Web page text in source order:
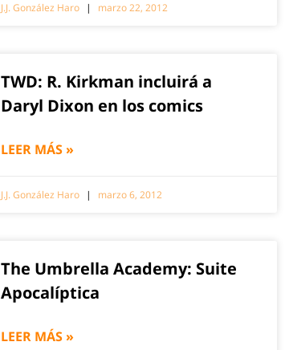
J.J. González Haro marzo 22, 2012
TWD: R. Kirkman incluirá a
Daryl Dixon en los comics
LEER MÁS »
J.J. González Haro marzo 6, 2012
The Umbrella Academy: Suite
Apocalíptica
LEER MÁS »